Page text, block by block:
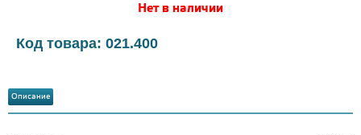
Нет в наличии
Код товара: 021.400
Описание